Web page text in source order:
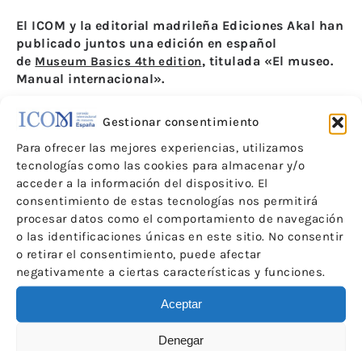
Gestionar consentimiento
Para ofrecer las mejores experiencias, utilizamos
tecnologías como las cookies para almacenar y/o
acceder a la información del dispositivo. El
consentimiento de estas tecnologías nos permitirá
procesar datos como el comportamiento de navegación
o las identificaciones únicas en este sitio. No consentir
o retirar el consentimiento, puede afectar
negativamente a ciertas características y funciones.
Aceptar
Denegar
El ICOM y la editorial madrileña Ediciones Akal han
publicado juntos una edición en español
de Museum Basics 4th edition, titulada «El museo.
Manual internacional».
Esta nueva versión es una traducción-adaptación de la
edición más reciente de Museum Basics, que
Routledge publicó en inglés en 2018. Museum Basics
fue publicado por primera vez por el ICOM y Routledge
en 1993, con contenido producido por los autores
Timothy Ambrose y Crispin Paine, junto con el Comité
Internacional de Capacitación del Personal del ICOM
(ICTOP). Desde entonces, los autores han revisado y
adaptado el manual hasta producir tres versiones
posteriores, las cuales han sido traducidas a varios
idiomas.
La edición en español se ha publicado para reducir la
brecha existente en los recursos de lectura para
profesionales de los museos españoles y